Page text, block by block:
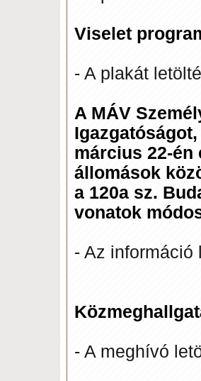
Viselet
- A plakát
A MÁV
március 22-én
állomások
a 120a sz.
vonatok
- Az információ
- A meghívó